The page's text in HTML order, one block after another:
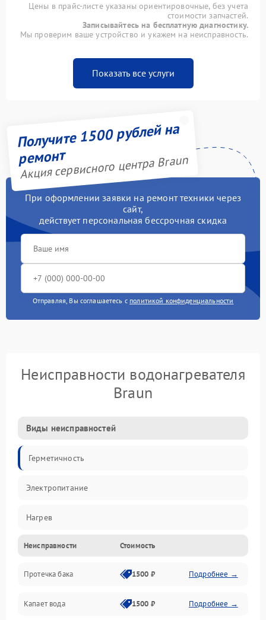
Цены в прайс-листе указаны ориентировочные, без учета
стоимости запчастей.
Записывайтесь на бесплатную диагностику.
Мы проверим ваше устройство и укажем на неисправность.
Показать все услуги
Получите 1500 рублей на
ремонт
Акция сервисного центра Braun
При оформлении заявки на ремонт техники через
сайт,
действует персональная бессрочная скидка
Отправляя, Вы соглашаетесь с политикой конфиденциальности
Неисправности водонагревателя
Braun
Виды неисправностей
Герметичность
Электропитание
Нагрев
Датчики
Механика
Неисправности Стоимость
Протечка бака 1500 ₽ Подробнее →
Капает вода 1500 ₽ Подробнее →